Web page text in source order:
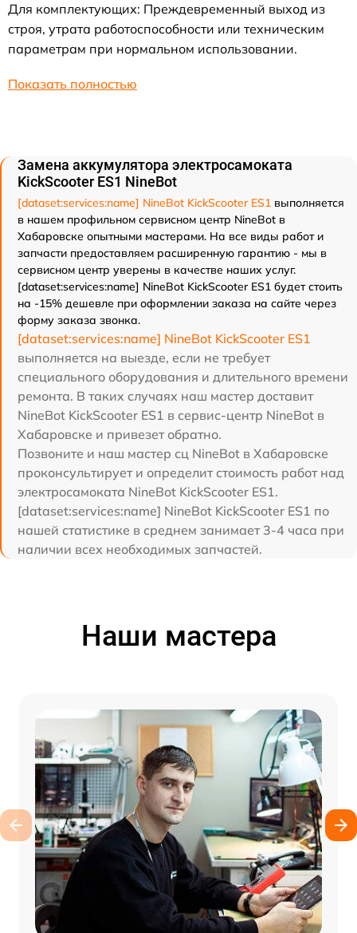
Для комплектующих: Преждевременный выход из
строя, утрата работоспособности или техническим
параметрам при нормальном использовании.
Показать полностью
Замена аккумулятора электросамоката
KickScooter ES1 NineBot
[dataset:services:name] NineBot KickScooter ES1 выполняется
в нашем профильном сервисном центр NineBot в
Хабаровске опытными мастерами. На все виды работ и
запчасти предоставляем расширенную гарантию - мы в
сервисном центр уверены в качестве наших услуг.
[dataset:services:name] NineBot KickScooter ES1 будет стоить
на -15% дешевле при оформлении заказа на сайте через
форму заказа звонка.
[dataset:services:name] NineBot KickScooter ES1
выполняется на выезде, если не требует
специального оборудования и длительного времени
ремонта. В таких случаях наш мастер доставит
NineBot KickScooter ES1 в сервис-центр NineBot в
Хабаровске и привезет обратно.
Позвоните и наш мастер сц NineBot в Хабаровске
проконсультирует и определит стоимость работ над
электросамоката NineBot KickScooter ES1.
[dataset:services:name] NineBot KickScooter ES1 по
нашей статистике в среднем занимает 3-4 часа при
наличии всех необходимых запчастей.
Наши мастера